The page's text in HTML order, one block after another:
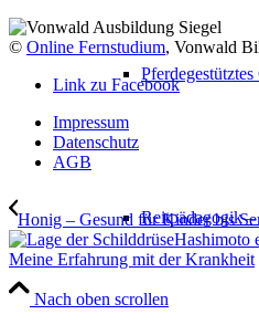
Reitpädagogik
© Online Fernstudium, Vonwald
Link zu Facebook
Impressum
Datenschutz
AGB
Honig – Gesund für Kinder bis
Hashimoto
Meine Erfahrung mit der Krankheit
Nach oben scrollen